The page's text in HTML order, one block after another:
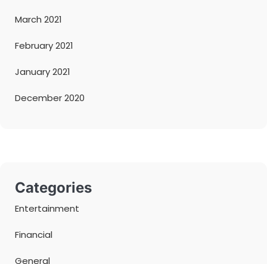
March 2021
February 2021
January 2021
December 2020
Categories
Entertainment
Financial
General